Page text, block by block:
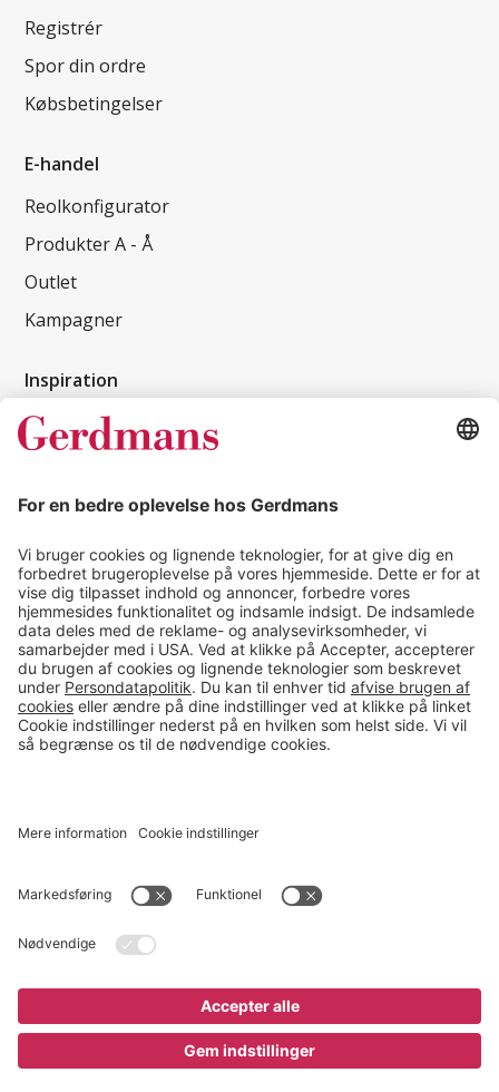
Registrér
Spor din ordre
Købsbetingelser
E-handel
Reolkonfigurator
Produkter A - Å
Outlet
Kampagner
Inspiration
Kundereferencer
Tips & guides
Kontakt
salg@gerdmans.dk
49 18 07 07
Salgsafdeling åbningstider
08.00-16.00
© 2026 Gerdmans Kontor- & Lagerudstyr A/S Alle priser er ekskl.
Cookie indstillinger